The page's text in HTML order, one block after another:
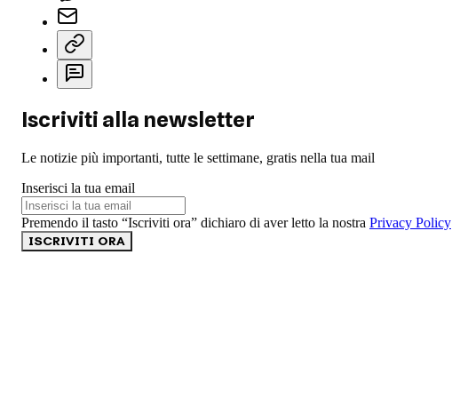
Iscriviti alla newsletter
Le notizie più importanti, tutte le settimane, gratis nella tua mail
Inserisci la tua email
Premendo il tasto “Iscriviti ora” dichiaro di aver letto la nostra Privacy Policy
ISCRIVITI ORA